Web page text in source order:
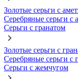
Золотые серьги с
Серебряные серьги с
Серьги с гранатом
Золотые серьги с
Серебряные серьги с
Серьги с жемчугом